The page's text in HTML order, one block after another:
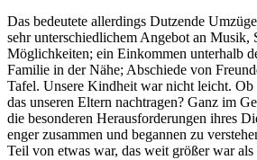
Das bedeutete allerdings Dutzende
sehr unterschiedlichem Angebot an Musik,
Möglichkeiten; ein Einkommen unterhalb
Familie in der Nähe; Abschiede von
Tafel. Unsere Kindheit war nicht leicht.
das unseren Eltern nachtragen? Ganz im
die besonderen Herausforderungen ihres
enger zusammen und begannen zu
Teil von etwas war, das weit größer war als